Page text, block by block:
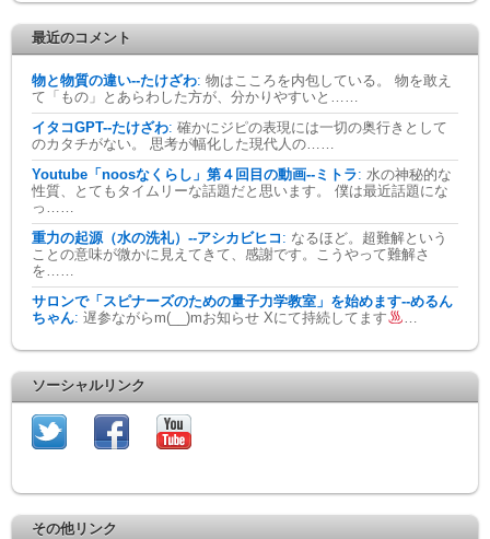
最近のコメント
物と物質の違い--たけざわ: 物はこころを内包している。 物を敢え
て「もの」とあらわした方が、分かりやすいと……
イタコGPT--たけざわ: 確かにジピの表現には一切の奥行きとして
のカタチがない。 思考が幅化した現代人の……
Youtube「noosなくらし」第４回目の動画--ミトラ: 水の神秘的な
性質、とてもタイムリーな話題だと思います。 僕は最近話題にな
っ……
重力の起源（水の洗礼）--アシカビヒコ : なるほど。超難解という
ことの意味が微かに見えてきて、感謝です。こうやって難解さ
を……
サロンで「スピナーズのための量子力学教室」を始めます--めるん
ちゃん: 遅参ながらm(__)mお知らせ Xにて持続してます …
ソーシャルリンク
その他リンク